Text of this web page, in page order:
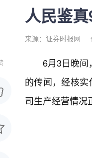
人民鉴
来源：证券时报网
6月3日晚间
的传闻，经核
司生产经营情况